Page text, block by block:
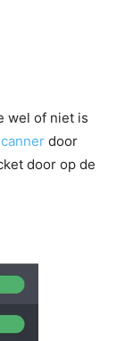
wel of niet is
door
door op de